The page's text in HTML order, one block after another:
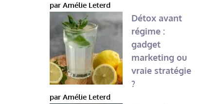
par Amélie Leterd
Détox avant
régime :
gadget
marketing ou
vraie stratégie
?
par Amélie Leterd